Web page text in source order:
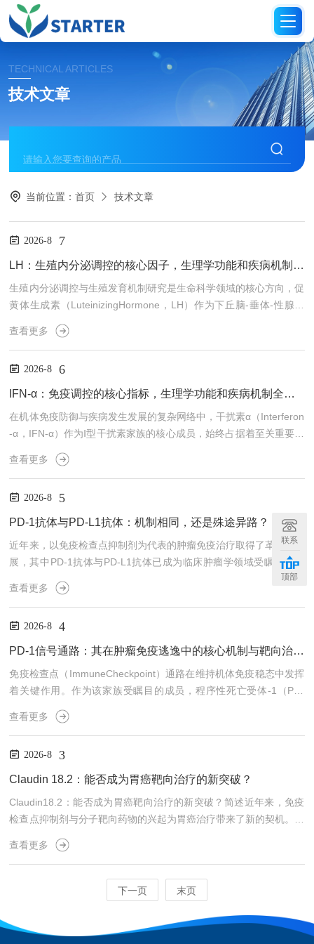
TECHNICAL ARTICLES
技术文章
当前位置：首页 技术文章
2026-8 7
LH：生殖内分泌调控的核心因子，生理学功能和疾病机制全解析
生殖内分泌调控与生殖发育机制研究是生命科学领域的核心方向，促
黄体生成素（LuteinizingHormone，LH）作为下丘脑-垂体-性腺轴
（HPG轴）的关键调控激素，是介导生殖系统发育、性腺功能维持
及生殖周期调控的核心分子，也是解析生殖发育异常、性腺功能紊乱
注。其分泌规律、作用机制及调控网络，直接关联排卵、黄体形成、
性激素分泌等核心科学问题。随着相关研究深入，科研人员对LH精
查看更多
2026-8 6
IFN-α：免疫调控的核心指标，生理学功能和疾病机制全解析
在机体免疫防御与疾病发生发展的复杂网络中，干扰素α（Interferon
-α，IFN-α）作为Ⅰ型干扰素家族的核心成员，始终占据着至关重要的
地位。它既是机体抵御外界病原体入侵的"第一道防线"，也是反映免
疫状态、辅助疾病诊断与预后评估的关键生物标志物。随着临床研究
为临床诊疗与科研探索的迫切需要。本文将全面解析IFN-α的核心价
值，并为大家介绍一款专为IFN-α检测打造的优质试剂盒，助力临床
查看更多
2026-8 5
PD-1抗体与PD-L1抗体：机制相同，还是殊途异路？
近年来，以免疫检查点抑制剂为代表的肿瘤免疫治疗取得了革命性进
展，其中PD-1抗体与PD-L1抗体已成为临床肿瘤学领域受瞩目的药
物类别。然而，在临床实践中，一个基础却关键的问题始终困扰着众
多临床医生与研究者：PD-1抗体与PD-L1抗体，这两类药物究竟是
异？本文将从免疫学基础、作用机制、理论优势及临床考量等维度，
对上述问题进行系统梳理与深入剖析。肿瘤免疫应答的核心：T细胞
查看更多
2026-8 4
PD-1信号通路：其在肿瘤免疫逃逸中的核心机制与靶向治疗的挑战何在？
免疫检查点（ImmuneCheckpoint）通路在维持机体免疫稳态中发挥
着关键作用。作为该家族受瞩目的成员，程序性死亡受体-1（PD-
1）及其配体（PD-L1/PD-L2）构成的信号轴，不仅是生理条件下限
制T细胞过度活化的"刹车"分子，更被肿瘤细胞劫持，成为其逃避免
已在多种实体瘤中取得突破性进展，但临床获益人群有限、耐药及超
进展现象等挑战亦随之浮现。深入解析PD-1作用的分子heterogeneit
查看更多
2026-8 3
Claudin 18.2：能否成为胃癌靶向治疗的新突破？
Claudin18.2：能否成为胃癌靶向治疗的新突破？简述近年来，免疫
检查点抑制剂与分子靶向药物的兴起为胃癌治疗带来了新的契机。曲
妥珠单抗、雷莫芦单抗及多种激酶抑制剂已相继获批用于胃癌或胃食
管交界处腺癌的治疗。然而，由于胃癌具有高度的异质性，不同分子
点仍是领域内的研究热点。在这一背景下，Claudin18.2（CLDN18.
2）作为一类高度谱系限制性的细胞表面分子，逐渐展现出其在胃癌
查看更多
下一页 末页
联系
顶部